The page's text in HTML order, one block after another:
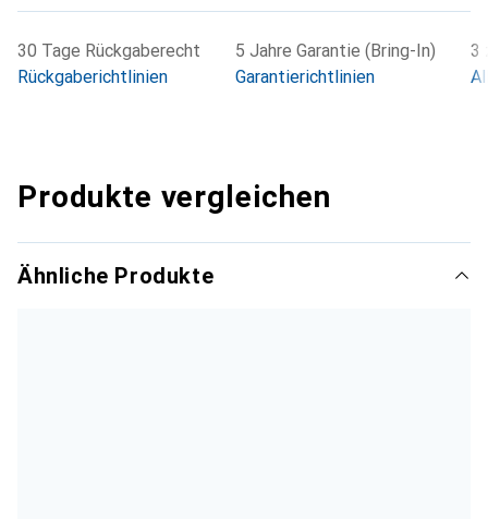
30 Tage Rückgaberecht
Rückgaberichtlinien
5 Jahre Garantie (Bring-In)
Garantierichtlinien
3
Produkte vergleichen
Ähnliche Produkte